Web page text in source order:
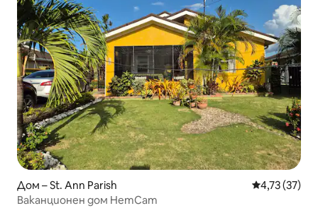
Дом – St. Ann Parish Средна
4,73 (37)
Ваканционен дом HemCam